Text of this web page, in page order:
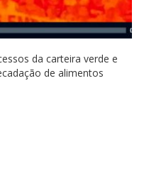
da carteira verde e
de alimentos